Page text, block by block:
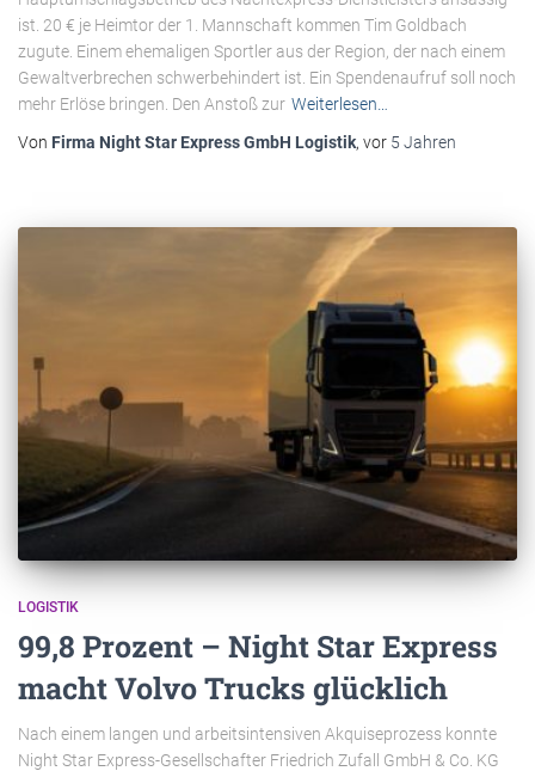
ist. 20 € je Heimtor der 1. Mannschaft kommen Tim Goldbach
zugute. Einem ehemaligen Sportler aus der Region, der nach einem
Gewaltverbrechen schwerbehindert ist. Ein Spendenaufruf soll noch
mehr Erlöse bringen. Den Anstoß zur Weiterlesen…
Von Firma Night Star Express GmbH Logistik, vor 5 Jahren
LOGISTIK
99,8 Prozent – Night Star Express
macht Volvo Trucks glücklich
Nach einem langen und arbeitsintensiven Akquiseprozess konnte
Night Star Express-Gesellschafter Friedrich Zufall GmbH & Co. KG